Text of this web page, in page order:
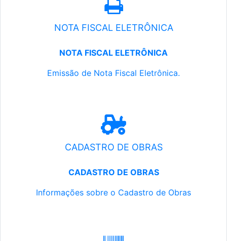
NOTA FISCAL ELETRÔNICA
NOTA FISCAL ELETRÔNICA
Emissão de Nota Fiscal Eletrônica.
CADASTRO DE OBRAS
CADASTRO DE OBRAS
Informações sobre o Cadastro de Obras